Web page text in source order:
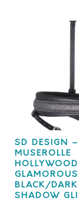
SD DESIGN –
MUSEROLLE
HOLLYWOOD
BLACK/DARK
SHADOW